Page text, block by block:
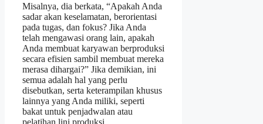
Misalnya, dia berkata, “Apakah Anda
sadar akan keselamatan, berorientasi
pada tugas, dan fokus? Jika Anda
telah mengawasi orang lain, apakah
Anda membuat karyawan berproduksi
secara efisien sambil membuat mereka
merasa dihargai?” Jika demikian, ini
semua adalah hal yang perlu
disebutkan, serta keterampilan khusus
lainnya yang Anda miliki, seperti
bakat untuk penjadwalan atau
pelatihan lini produksi.